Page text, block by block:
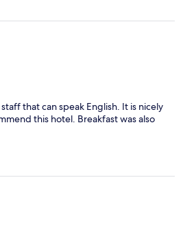
that can speak English. It is nicely
this hotel. Breakfast was also